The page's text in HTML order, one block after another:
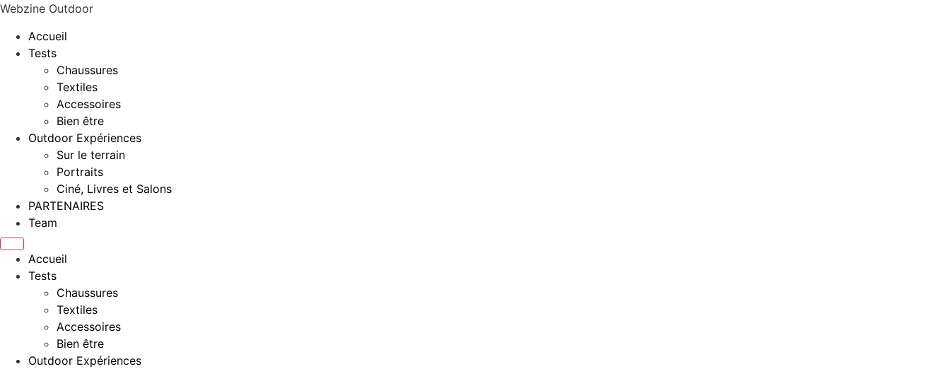
Webzine Outdoor
Accueil
Tests
Chaussures
Textiles
Accessoires
Bien être
Outdoor Expériences
Sur le terrain
Portraits
Ciné, Livres et Salons
PARTENAIRES
Team
Accueil
Tests
Chaussures
Textiles
Accessoires
Bien être
Outdoor Expériences